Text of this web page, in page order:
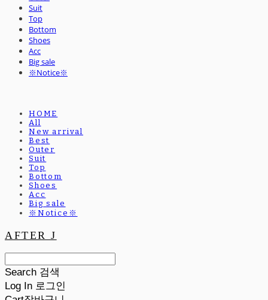
Suit
Top
Bottom
Shoes
Acc
Big sale
※Notice※
HOME
All
New arrival
Best
Outer
Suit
Top
Bottom
Shoes
Acc
Big sale
※Notice※
AFTER J
Search 검색
Log In 로그인